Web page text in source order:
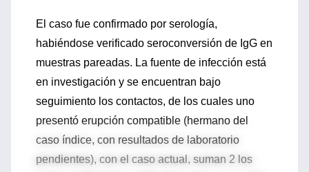
El caso fue confirmado por serología,
habiéndose verificado seroconversión de IgG en
muestras pareadas. La fuente de infección está
en investigación y se encuentran bajo
seguimiento los contactos, de los cuales uno
presentó erupción compatible (hermano del
caso índice, con resultados de laboratorio
pendientes), con el caso actual, suman 2 los